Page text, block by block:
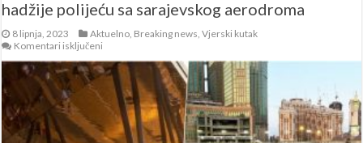
hadžije polijeću sa sarajevskog aerodroma
8 lipnja, 2023 Aktuelno Breaking news ,Vjerski kutak
Komentari isključeni
raspored
letova:
Evo
kada
prve
hadžije